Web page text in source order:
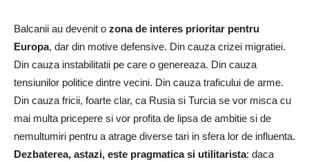
Balcanii au devenit o zona de interes prioritar pentru
Europa, dar din motive defensive. Din cauza crizei migratiei.
Din cauza instabilitatii pe care o genereaza. Din cauza
tensiunilor politice dintre vecini. Din cauza traficului de arme.
Din cauza fricii, foarte clar, ca Rusia si Turcia se vor misca cu
mai multa pricepere si vor profita de lipsa de ambitie si de
nemultumiri pentru a atrage diverse tari in sfera lor de influenta.
Dezbaterea, astazi, este pragmatica si utilitarista: daca